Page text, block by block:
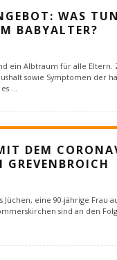
WAS
BABYALTER?
ein Albtraum für alle Eltern.
sowie Symptomen der
...
DEM
Jüchen, eine 90-jährige Frau
sind an den